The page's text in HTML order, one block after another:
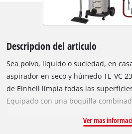
Descripcion del articulo
Sea polvo, líquido o suciedad, en
aspirador en seco y húmedo TE-VC
de Einhell limpia todas las
Equipado con una boquilla
coche y otros muebles tapizados,
Ver mas